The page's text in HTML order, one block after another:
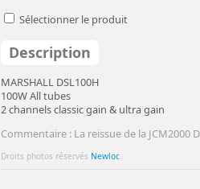
Sélectionner le produit
Description
MARSHALL DSL100H
100W All tubes
2 channels classic gain & ultra gain
Commentaire : La reissue de la JCM2000
Droits photos réservés Newloc